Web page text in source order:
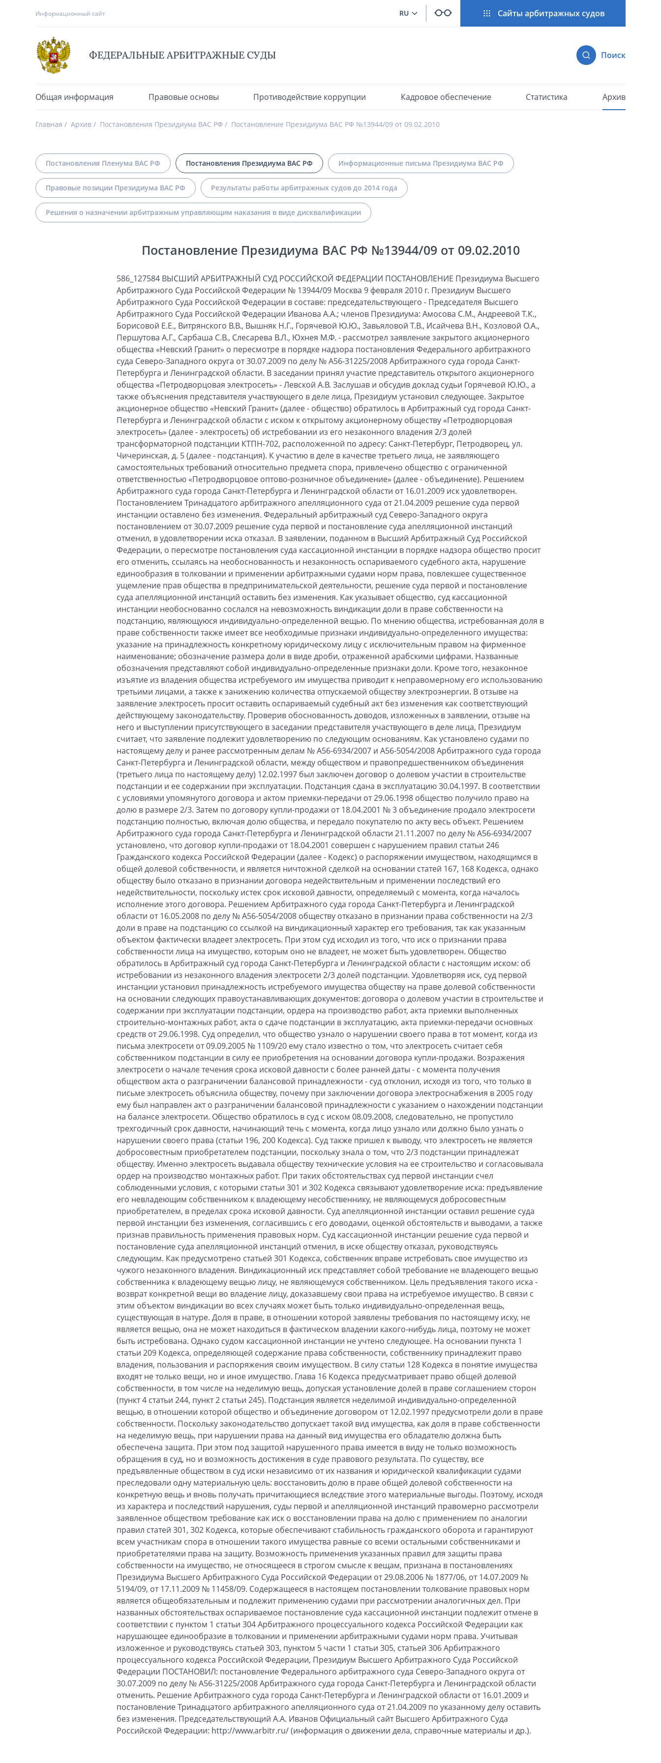
Информационный сайт RU Сайты арбитражных судов
ФЕДЕРАЛЬНЫЕ АРБИТРАЖНЫЕ СУДЫ Поиск
Общая информация Правовые основы Противодействие коррупции Кадровое обеспечение Статистика Архив
Главная Архив Постановления Президиума ВАС РФ Постановление Президиума ВАС РФ №13944/09 от 09.02.2010
Постановления Пленума ВАС РФ Постановления Президиума ВАС РФ Информационные письма Президиума ВАС РФ
Правовые позиции Президиума ВАС РФ Результаты работы арбитражных судов до 2014 года
Решения о назначении арбитражным управляющим наказания в виде дисквалификации
Постановление Президиума ВАС РФ №13944/09 от 09.02.2010
586_127584 ВЫСШИЙ АРБИТРАЖНЫЙ СУД РОССИЙСКОЙ ФЕДЕРАЦИИ ПОСТАНОВЛЕНИЕ Президиума Высшего Арбитражного Суда Российской Федерации № 13944/09 Москва 9 февраля 2010 г. Президиум Высшего Арбитражного Суда Российской Федерации в составе: председательствующего - Председателя Высшего Арбитражного Суда Российской Федерации Иванова А.А.; членов Президиума: Амосова С.М., Андреевой Т.К., Борисовой Е.Е., Витрянского В.В., Вышняк Н.Г., Горячевой Ю.Ю., Завьяловой Т.В., Исайчева В.Н., Козловой О.А., Першутова А.Г., Сарбаша С.В., Слесарева В.Л., Юхнея М.Ф. - рассмотрел заявление закрытого акционерного общества «Невский Гранит» о пересмотре в порядке надзора постановления Федерального арбитражного суда Северо-Западного округа от 30.07.2009 по делу № А56-31225/2008 Арбитражного суда города Санкт-Петербурга и Ленинградской области. В заседании принял участие представитель открытого акционерного общества «Петродворцовая электросеть» - Левской А.В. Заслушав и обсудив доклад судьи Горячевой Ю.Ю., а также объяснения представителя участвующего в деле лица, Президиум установил следующее. Закрытое акционерное общество «Невский Гранит» (далее - общество) обратилось в Арбитражный суд города Санкт-Петербурга и Ленинградской области с иском к открытому акционерному обществу «Петродворцовая электросеть» (далее - электросеть) об истребовании из его незаконного владения 2/3 долей трансформаторной подстанции КТПН-702, расположенной по адресу: Санкт-Петербург, Петродворец, ул. Чичеринская, д. 5 (далее - подстанция). К участию в деле в качестве третьего лица, не заявляющего самостоятельных требований относительно предмета спора, привлечено общество с ограниченной ответственностью «Петродворцовое оптово-розничное объединение» (далее - объединение). Решением Арбитражного суда города Санкт-Петербурга и Ленинградской области от 16.01.2009 иск удовлетворен. Постановлением Тринадцатого арбитражного апелляционного суда от 21.04.2009 решение суда первой инстанции оставлено без изменения. Федеральный арбитражный суд Северо-Западного округа постановлением от 30.07.2009 решение суда первой и постановление суда апелляционной инстанций отменил, в удовлетворении иска отказал. В заявлении, поданном в Высший Арбитражный Суд Российской Федерации, о пересмотре постановления суда кассационной инстанции в порядке надзора общество просит его отменить, ссылаясь на необоснованность и незаконность оспариваемого судебного акта, нарушение единообразия в толковании и применении арбитражными судами норм права, повлекшее существенное ущемление прав общества в предпринимательской деятельности, решение суда первой и постановление суда апелляционной инстанций оставить без изменения. Как указывает общество, суд кассационной инстанции необоснованно сослался на невозможность виндикации доли в праве собственности на подстанцию, являющуюся индивидуально-определенной вещью. По мнению общества, истребованная доля в праве собственности также имеет все необходимые признаки индивидуально-определенного имущества: указание на принадлежность конкретному юридическому лицу с исключительным правом на фирменное наименование; обозначение размера доли в виде дроби, отраженной арабскими цифрами. Названные обозначения представляют собой индивидуально-определенные признаки доли. Кроме того, незаконное изъятие из владения общества истребуемого им имущества приводит к неправомерному его использованию третьими лицами, а также к занижению количества отпускаемой обществу электроэнергии. В отзыве на заявление электросеть просит оставить оспариваемый судебный акт без изменения как соответствующий действующему законодательству. Проверив обоснованность доводов, изложенных в заявлении, отзыве на него и выступлении присутствующего в заседании представителя участвующего в деле лица, Президиум считает, что заявление подлежит удовлетворению по следующим основаниям. Как установлено судами по настоящему делу и ранее рассмотренным делам № А56-6934/2007 и А56-5054/2008 Арбитражного суда города Санкт-Петербурга и Ленинградской области, между обществом и правопредшественником объединения (третьего лица по настоящему делу) 12.02.1997 был заключен договор о долевом участии в строительстве подстанции и ее содержании при эксплуатации. Подстанция сдана в эксплуатацию 30.04.1997. В соответствии с условиями упомянутого договора и актом приемки-передачи от 29.06.1998 общество получило право на долю в размере 2/3. Затем по договору купли-продажи от 18.04.2001 № 3 объединение продало электросети подстанцию полностью, включая долю общества, и передало покупателю по акту весь объект. Решением Арбитражного суда города Санкт-Петербурга и Ленинградской области 21.11.2007 по делу № А56-6934/2007 установлено, что договор купли-продажи от 18.04.2001 совершен с нарушением правил статьи 246 Гражданского кодекса Российской Федерации (далее - Кодекс) о распоряжении имуществом, находящимся в общей долевой собственности, и является ничтожной сделкой на основании статей 167, 168 Кодекса, однако обществу было отказано в признании договора недействительным и применении последствий его недействительности, поскольку истек срок исковой давности, определяемый с момента, когда началось исполнение этого договора. Решением Арбитражного суда города Санкт-Петербурга и Ленинградской области от 16.05.2008 по делу № А56-5054/2008 обществу отказано в признании права собственности на 2/3 доли в праве на подстанцию со ссылкой на виндикационный характер его требования, так как указанным объектом фактически владеет электросеть. При этом суд исходил из того, что иск о признании права собственности лица на имущество, которым оно не владеет, не может быть удовлетворен. Общество обратилось в Арбитражный суд города Санкт-Петербурга и Ленинградской области с настоящим иском: об истребовании из незаконного владения электросети 2/3 долей подстанции. Удовлетворяя иск, суд первой инстанции установил принадлежность истребуемого имущества обществу на праве долевой собственности на основании следующих правоустанавливающих документов: договора о долевом участии в строительстве и содержании при эксплуатации подстанции, ордера на производство работ, акта приемки выполненных строительно-монтажных работ, акта о сдаче подстанции в эксплуатацию, акта приемки-передачи основных средств от 29.06.1998. Суд определил, что общество узнало о нарушении своего права в тот момент, когда из письма электросети от 09.09.2005 № 1109/20 ему стало известно о том, что электросеть считает себя собственником подстанции в силу ее приобретения на основании договора купли-продажи. Возражения электросети о начале течения срока исковой давности с более ранней даты - с момента получения обществом акта о разграничении балансовой принадлежности - суд отклонил, исходя из того, что только в письме электросеть объяснила обществу, почему при заключении договора электроснабжения в 2005 году ему был направлен акт о разграничении балансовой принадлежности с указанием о нахождении подстанции на балансе электросети. Общество обратилось в суд с иском 08.09.2008, следовательно, не пропустило трехгодичный срок давности, начинающий течь с момента, когда лицо узнало или должно было узнать о нарушении своего права (статьи 196, 200 Кодекса). Суд также пришел к выводу, что электросеть не является добросовестным приобретателем подстанции, поскольку знала о том, что 2/3 подстанции принадлежат обществу. Именно электросеть выдавала обществу технические условия на ее строительство и согласовывала ордер на производство монтажных работ. При таких обстоятельствах суд первой инстанции счел соблюденными условия, с которыми статьи 301 и 302 Кодекса связывают удовлетворение иска: предъявление его невладеющим собственником к владеющему несобственнику, не являющемуся добросовестным приобретателем, в пределах срока исковой давности. Суд апелляционной инстанции оставил решение суда первой инстанции без изменения, согласившись с его доводами, оценкой обстоятельств и выводами, а также признав правильность применения правовых норм. Суд кассационной инстанции решение суда первой и постановление суда апелляционной инстанций отменил, в иске обществу отказал, руководствуясь следующим. Как предусмотрено статьей 301 Кодекса, собственник вправе истребовать свое имущество из чужого незаконного владения. Виндикационный иск представляет собой требование не владеющего вещью собственника к владеющему вещью лицу, не являющемуся собственником. Цель предъявления такого иска - возврат конкретной вещи во владение лицу, доказавшему свои права на истребуемое имущество. В связи с этим объектом виндикации во всех случаях может быть только индивидуально-определенная вещь, существующая в натуре. Доля в праве, в отношении которой заявлены требования по настоящему иску, не является вещью, она не может находиться в фактическом владении какого-нибудь лица, поэтому не может быть истребована. Однако судом кассационной инстанции не учтено следующее. На основании пункта 1 статьи 209 Кодекса, определяющей содержание права собственности, собственнику принадлежит право владения, пользования и распоряжения своим имуществом. В силу статьи 128 Кодекса в понятие имущества входят не только вещи, но и иное имущество. Глава 16 Кодекса предусматривает право общей долевой собственности, в том числе на неделимую вещь, допуская установление долей в праве соглашением сторон (пункт 4 статьи 244, пункт 2 статьи 245). Подстанция является неделимой индивидуально-определенной вещью, в отношении которой общество и объединение договором от 12.02.1997 предусмотрели доли в праве собственности. Поскольку законодательство допускает такой вид имущества, как доля в праве собственности на неделимую вещь, при нарушении права на данный вид имущества его обладателю должна быть обеспечена защита. При этом под защитой нарушенного права имеется в виду не только возможность обращения в суд, но и возможность достижения в суде правового результата. По существу, все предъявленные обществом в суд иски независимо от их названия и юридической квалификации судами преследовали одну материальную ц